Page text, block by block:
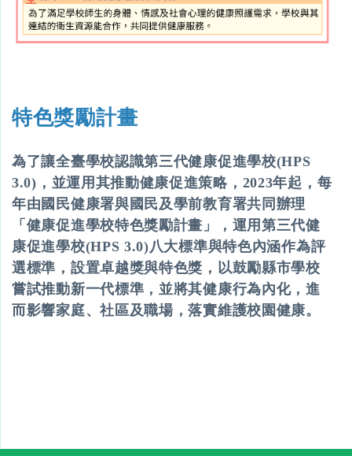
特色獎勵計畫
為了讓全臺學校認識第三代健康促進學校(HPS
3.0)，並運用其推動健康促進策略，2023年起，每
年由國民健康署與國民及學前教育署共同辦理
「健康促進學校特色獎勵計畫」，運用第三代健
康促進學校(HPS 3.0)八大標準與特色內涵作為評
選標準，設置卓越獎與特色獎，以鼓勵縣市學校
嘗試推動新一代標準，並將其健康行為內化，進
而影響家庭、社區及職場，落實維護校園健康。